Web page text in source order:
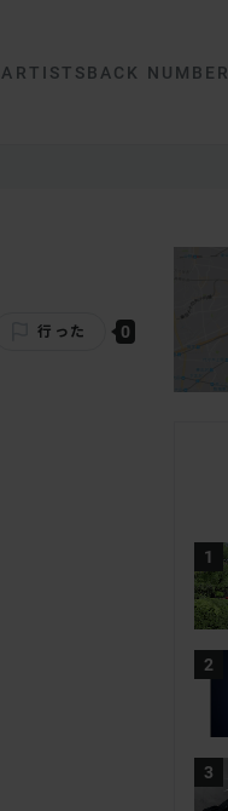
ARTISTSBACK NUMBER
行った 0